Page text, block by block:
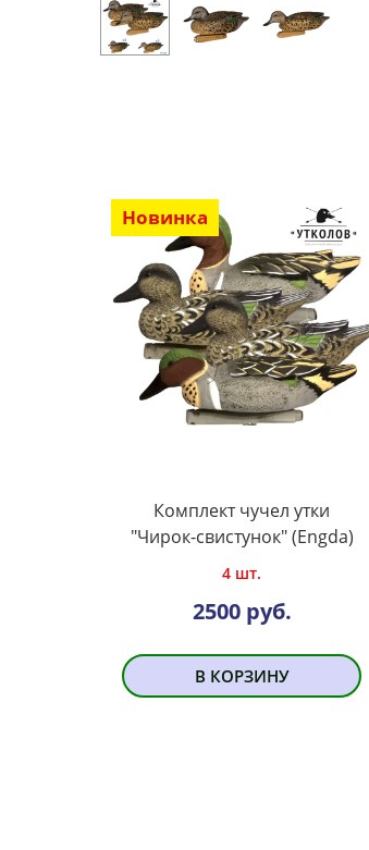
Новинка
Комплект чучел утки
"Чирок-свистунок" (Engda)
4 шт.
2500 руб.
В КОРЗИНУ